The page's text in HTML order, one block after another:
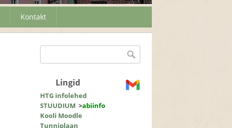
Kontakt
Otsinguvorm
Lingid
HTG infolehed
STUUDIUM >abiinfo
Kooli Moodle
Tunniplaan